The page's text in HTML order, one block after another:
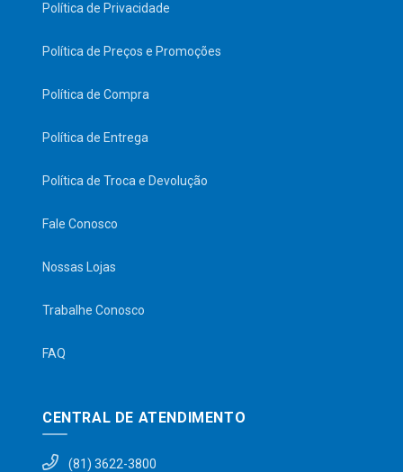
Política de Privacidade
Política de Preços e Promoções
Política de Compra
Política de Entrega
Política de Troca e Devolução
Fale Conosco
Nossas Lojas
Trabalhe Conosco
FAQ
CENTRAL DE ATENDIMENTO
(81) 3622-3800